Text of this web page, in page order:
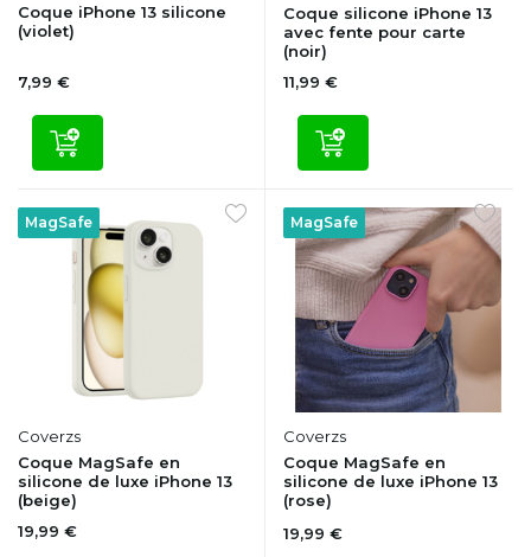
Coque iPhone 13 silicone
(violet)
7,99 €
Coque silicone iPhone 13
avec fente pour carte
(noir)
11,99 €
MagSafe
Coverzs
Coque MagSafe en
silicone de luxe iPhone 13
(beige)
19,99 €
MagSafe
Coverzs
Coque MagSafe en
silicone de luxe iPhone 13
(rose)
19,99 €